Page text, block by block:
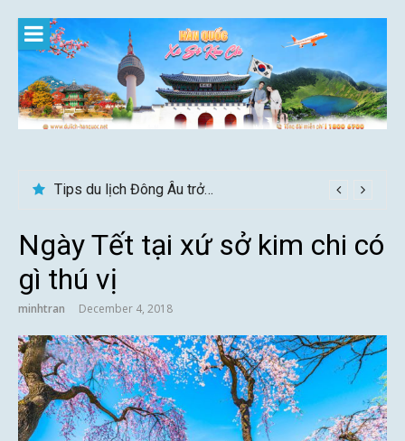
content
Tips du lịch Đông Âu trở nên trọn vẹn hơn
Ngày Tết tại xứ sở kim chi có
gì thú vị
minhtran December 4, 2018